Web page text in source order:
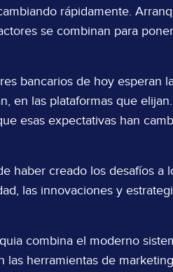
rápidamente.
se combinan para
bancarios de hoy esperan
en las plataformas que elijan.
esas expectativas han
haber creado los desafíos a
las innovaciones y
combina el moderno
herramientas de